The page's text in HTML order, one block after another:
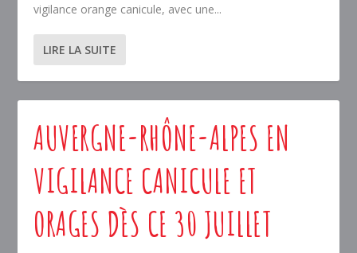
vigilance orange canicule, avec une...
LIRE LA SUITE
AUVERGNE-RHÔNE-ALPES EN
VIGILANCE CANICULE ET
ORAGES DÈS CE 30 JUILLET